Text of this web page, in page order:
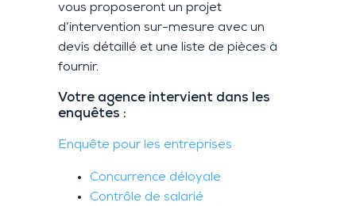
vous proposeront un projet
d’intervention sur-mesure avec un
devis détaillé et une liste de pièces à
fournir.
Votre agence intervient dans les
enquêtes :
Enquête pour les entreprises
Concurrence déloyale
Contrôle de salarié